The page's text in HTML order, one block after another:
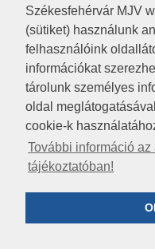
Székesfehérvár MJV
(sütiket) használunk
felhasználóink
információkat
tárolunk személyes
oldal
cookie-k
További információ
tájékoztatóban!
RSS
A HONLAP 2017.03.31-I
JOGI NYILATKOZAT
IMPRESSZUM
KÖZÉRDEKŰ ADATOK